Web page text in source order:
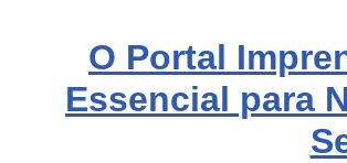
O Portal
Essencial para